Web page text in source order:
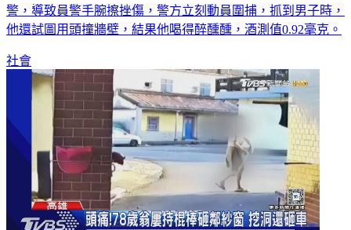
警，導致員警手腕擦挫傷，警方立刻動員圍捕，抓到男子時，
他還試圖用頭撞牆壁，結果他喝得醉醺醺，酒測值0.92毫克。
社會